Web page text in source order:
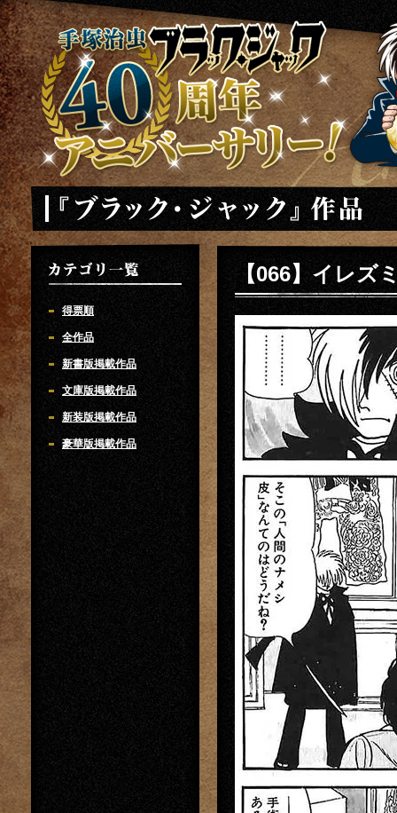
手塚治虫 ブラックジャック 40周年アニバーサリー
「ブラック・ジャック」
得票順
全作品
新書版掲載作品
文庫版掲載作品
新装版掲載作品
豪華版掲載作品
【066】イレズ